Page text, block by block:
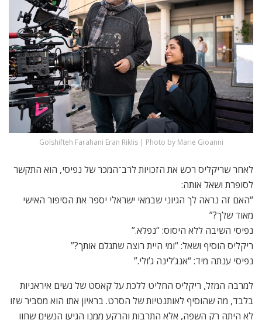
Golshifteh Farahani Eran Riklis | Photo by Marie Gioanni
לאחר שריקליס רכש את הזכויות לרב־המכר של נפיסי, הוא התקשר
לסופרת ושאל אותה:
“האם זה נראה לך הגיוני שבמאי ישראלי יספר את הסיפור האישי
מאוד שלך?”
נפיסי השיבה ללא היסוס: “נפלא.”
ריקליס הוסיף ושאל: “ומי היית רוצה שתגלם אותך?”
נפיסי ענתה מיד: “אנג’לינה ג’ולי.”
למרבה המזל, ריקליס החליט ללכת על קאסט של נשים איראניות
בלבד, מה שהוסיף לאותנטיות של הסרט. בראיון אתו הוא מסביר שזו
לא היתה רק השפה, אלא התרבות והרקע ממנו הגיעו הנשים שחוו